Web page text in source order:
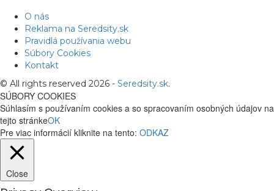
O nás
Reklama na Seredsity.sk
Pravidlá používania webu
Súbory Cookies
Kontakt
© All rights reserved 2026 - Seredsity.sk.
SÚBORY COOKIES
Súhlasím s používaním cookies a so spracovaním osobných údajov na
tejto stránkeOK
Pre viac informácií kliknite na tento: ODKAZ
Close